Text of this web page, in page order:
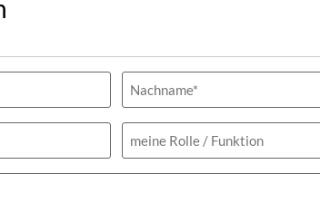
meine
Rolle
/
Funktion